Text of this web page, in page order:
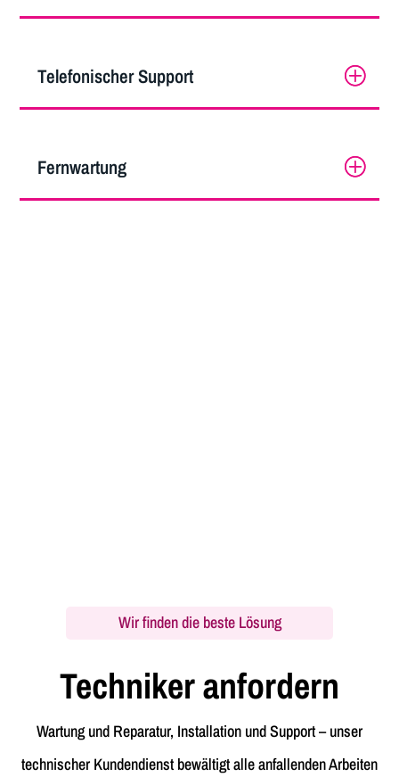
Telefonischer Support
Fernwartung
Wir finden die beste Lösung
Techniker anfordern
Wartung und Reparatur, Installation und Support – unser
technischer Kundendienst bewältigt alle anfallenden Arbeiten